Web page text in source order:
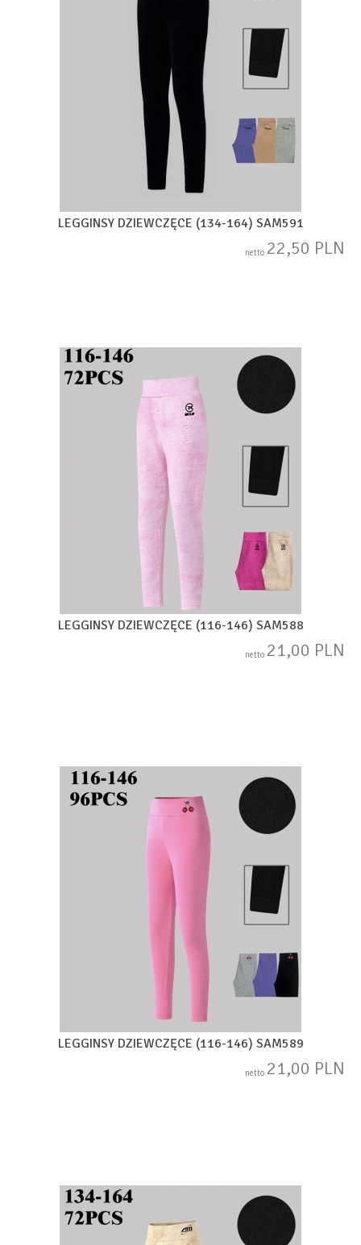
LEGGINSY DZIEWCZĘCE (134-164) SAM591
netto 22,50 PLN
LEGGINSY DZIEWCZĘCE (116-146) SAM588
netto 21,00 PLN
LEGGINSY DZIEWCZĘCE (116-146) SAM589
netto 21,00 PLN